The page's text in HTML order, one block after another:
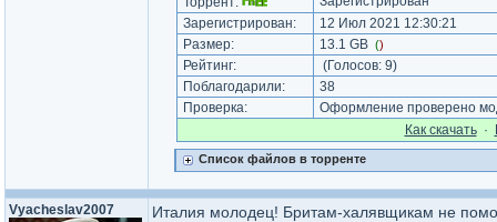
Зарегистрирован:
12 Июл 2021 12:30:21
Размер:
13.1 GB ()
Рейтинг: (Голосов: 9)
Поблагодарили:
38
Проверка:
Оформление проверено
Как cкачать·
Список файлов в торренте
Vyacheslav2007 Италия молодец! Бритам-халявщикам не